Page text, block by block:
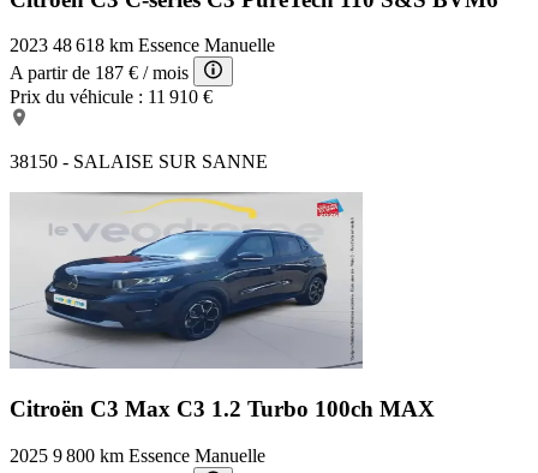
2023 48 618 km Essence Manuelle
A partir de 187 € / mois
Prix du véhicule : 11 910 €
38150 - SALAISE SUR SANNE
Citroën C3 Max C3 1.2 Turbo 100ch MAX
2025 9 800 km Essence Manuelle